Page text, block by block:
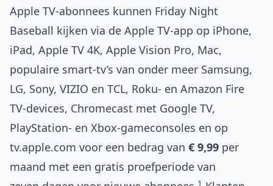
Apple TV-abonnees kunnen Friday Night
Baseball kijken via de Apple TV-app op iPhone,
iPad, Apple TV 4K, Apple Vision Pro, Mac,
populaire smart-tv’s van onder meer Samsung,
LG, Sony, VIZIO en TCL, Roku- en Amazon Fire
TV-devices, Chromecast met Google TV,
PlayStation- en Xbox-gameconsoles en op
tv.apple.com voor een bedrag van € 9,99 per
maand met een gratis proefperiode van
1